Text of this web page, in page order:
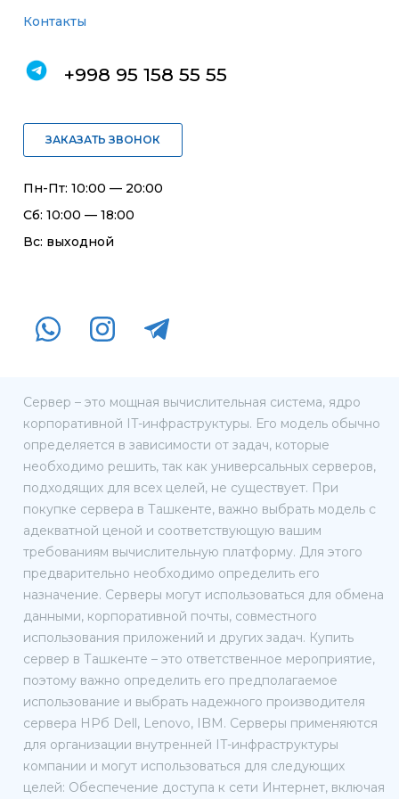
Контакты
+998 95 158 55 55
ЗАКАЗАТЬ ЗВОНОК
Пн-Пт: 10:00 — 20:00
Сб: 10:00 — 18:00
Вс: выходной
Сервер – это мощная вычислительная система, ядро
корпоративной IT-инфраструктуры. Его модель обычно
определяется в зависимости от задач, которые
необходимо решить, так как универсальных серверов,
подходящих для всех целей, не существует. При
покупке сервера в Ташкенте, важно выбрать модель с
адекватной ценой и соответствующую вашим
требованиям вычислительную платформу. Для этого
предварительно необходимо определить его
назначение. Серверы могут использоваться для обмена
данными, корпоративной почты, совместного
использования приложений и других задач. Купить
сервер в Ташкенте – это ответственное мероприятие,
поэтому важно определить его предполагаемое
использование и выбрать надежного производителя
сервера HPб Dell, Lenovo, IBM. Серверы применяются
для организации внутренней IT-инфраструктуры
компании и могут использоваться для следующих
целей: Обеспечение доступа к сети Интернет, включая